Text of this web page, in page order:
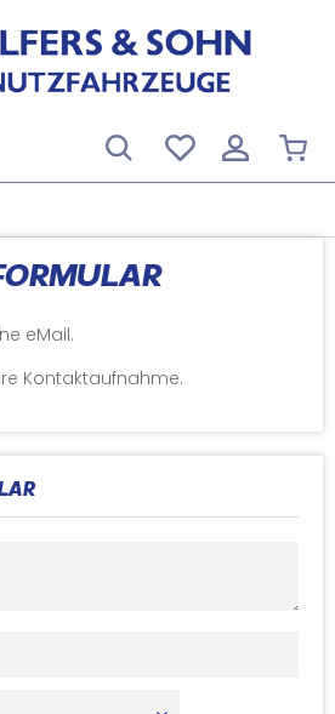
eMail.
Kontaktaufnahme.